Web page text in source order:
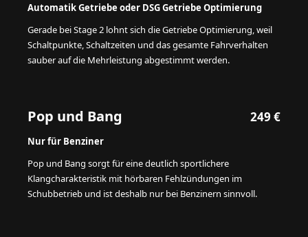
Automatik Getriebe oder DSG Getriebe Optimierung
Gerade bei Stage 2 lohnt sich die Getriebe Optimierung, weil
Schaltpunkte, Schaltzeiten und das gesamte Fahrverhalten
sauber auf die Mehrleistung abgestimmt werden.
Pop und Bang 249 €
Nur für Benziner
Pop und Bang sorgt für eine deutlich sportlichere
Klangcharakteristik mit hörbaren Fehlzündungen im
Schubbetrieb und ist deshalb nur bei Benzinern sinnvoll.